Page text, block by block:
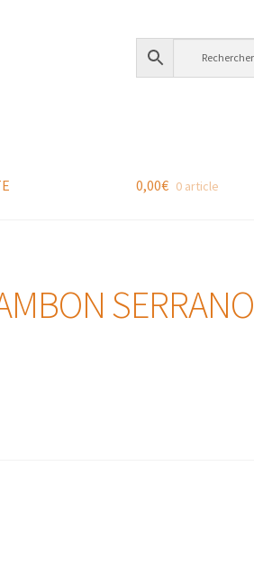
0,00€ 0 article
SERRANO